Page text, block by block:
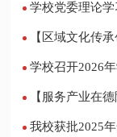
学校党委理论
学校召开2026
我校获批2025年全省党校（行政学院）系统课题立